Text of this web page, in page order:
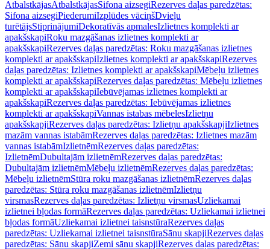
AtbalstkājasAtbalstkājasSifona aizsegiRezerves daļas paredzētas:
Sifona aizsegiPiederumiIzplūdes vāciņšDvieļu
turētājsStiprinājumiDekoratīvās apmalesIzlietnes komplekti ar
apakšskapiRoku mazgāšanas izlietnes komplekti ar
apakšskapiRezerves daļas paredzētas: Roku mazgāšanas izlietnes
komplekti ar apakšskapiIzlietnes komplekti ar apakšskapiRezerves
daļas paredzētas: Izlietnes komplekti ar apakšskapiMēbeļu izlietnes
komplekti ar apakšskapiRezerves daļas paredzētas: Mēbeļu izlietnes
komplekti ar apakšskapiIebūvējamas izlietnes komplekti ar
apakšskapiRezerves daļas paredzētas: Iebūvējamas izlietnes
komplekti ar apakšskapiVannas istabas mēbelesIzlietņu
apakšskapjiRezerves daļas paredzētas: Izlietņu apakšskapjiIzlietnes
mazām vannas istabāmRezerves daļas paredzētas: Izlietnes mazām
vannas istabāmIzlietnēmRezerves daļas paredzētas:
IzlietnēmDubultajām izlietnēmRezerves daļas paredzētas:
Dubultajām izlietnēmMēbeļu izlietnēmRezerves daļas paredzētas:
Mēbeļu izlietnēmStūra roku mazgāšanas izlietnēmRezerves daļas
paredzētas: Stūra roku mazgāšanas izlietnēmIzlietņu
virsmasRezerves daļas paredzētas: Izlietņu virsmasUzliekamai
izlietnei bļodas formāRezerves daļas paredzētas: Uzliekamai izlietnei
bļodas formāUzliekamai izlietnei taisnstūraRezerves daļas
paredzētas: Uzliekamai izlietnei taisnstūraSānu skapjiRezerves daļas
paredzētas: Sānu skapjiZemi sānu skapjiRezerves daļas paredzētas: